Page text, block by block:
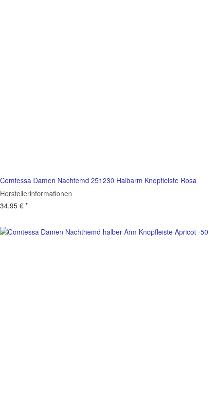
Comtessa Damen Nachtemd 251230 Halbarm Knopfleiste Rosa
Herstellerinformationen
34,95 € *